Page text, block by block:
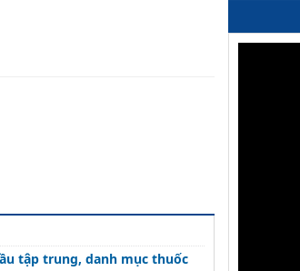
tập trung, danh mục thuốc